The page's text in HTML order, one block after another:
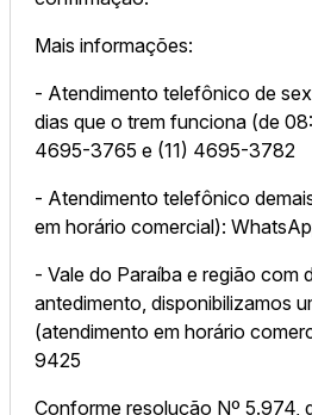
Mais informações:
- Atendimento telefônico de
dias que o trem funciona (de
4695-3765 e (11) 4695-3782
- Atendimento telefônico
em horário comercial):
- Vale do Paraíba e região com
antedimento, disponibilizamos
(atendimento em horário
9425
Conforme resolução Nº 5.974,